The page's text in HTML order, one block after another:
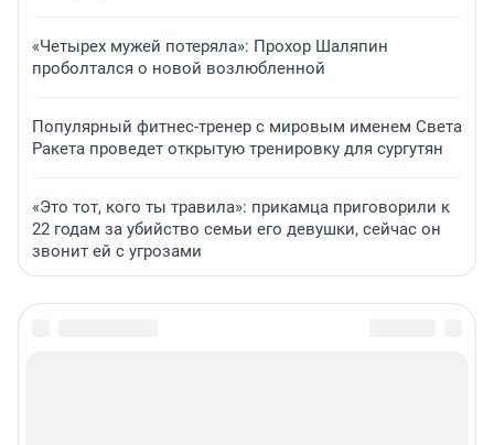
«Четырех мужей потеряла»: Прохор Шаляпин
проболтался о новой возлюбленной
Популярный фитнес-тренер с мировым именем Света
Ракета проведет открытую тренировку для сургутян
«Это тот, кого ты травила»: прикамца приговорили к
22 годам за убийство семьи его девушки, сейчас он
звонит ей с угрозами